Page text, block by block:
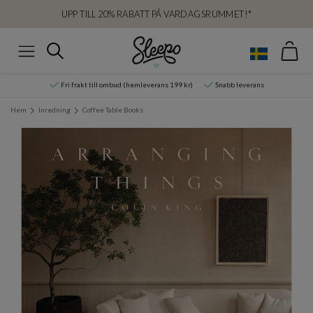
UPP TILL 20% RABATT PÅ VARDAGSRUMMET!*
Sök
Fri frakt till ombud (hemleverans 199 kr) Snabb leverans
Hem Inredning Coffee Table Books